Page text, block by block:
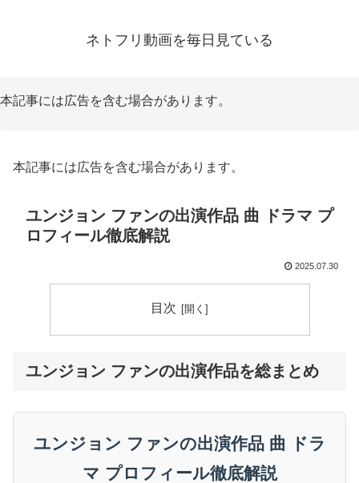
ネトフリ動画を毎日見ている
本記事には広告を含む場合があります。
本記事には広告を含む場合があります。
ユンジョン ファンの出演作品 曲 ドラマ プ
ロフィール徹底解説
2025.07.30
目次
ユンジョン ファンの出演作品を総まとめ
ユンジョン ファンの出演作品 曲 ドラ
マ プロフィール徹底解説